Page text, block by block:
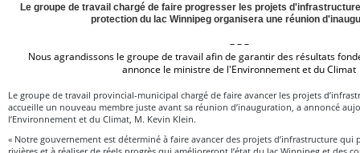
Le groupe de travail chargé de faire progresser les projets
protection du lac Winnipeg organisera une réunion
– – –
Nous agrandissons le groupe de travail afin de garantir des résultats
annonce le ministre de l'Environnement et du Climat
Le groupe de travail provincial-municipal chargé de faire avancer les projets
accueille un nouveau membre juste avant sa réunion d’inauguration, a annoncé
l’Environnement et du Climat, M. Kevin Klein.
« Notre gouvernement est déterminé à faire avancer des projets d’infrastructure qui